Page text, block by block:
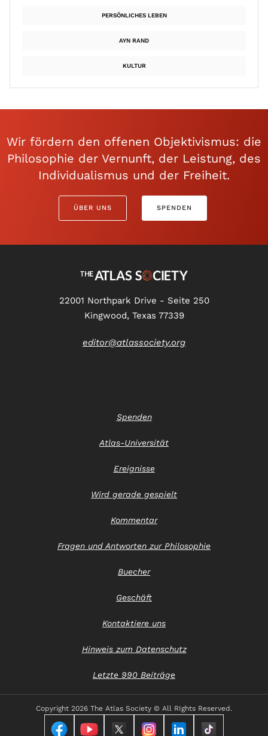
PERSÖNLICHES LEBEN
AYN RAND
KULTUR
Wir fördern den offenen Objektivismus: die
Philosophie der Vernunft, der Leistung, des
Individualismus und der Freiheit.
ÜBER UNS SPENDEN
22001 Northpark Drive - Seite 250
Kingwood, Texas 77339
editor@atlassociety.org
Spenden
Atlas-Universität
Ereignisse
Wird gerade gespielt
Kommentar
Fragen und Antworten zur Philosophie
Buecher
Geschäft
Kontaktiere uns
Hinweis zum Datenschutz
Letzte 990 Beiträge
Copyright 2026 The Atlas Society © All RIghts Reserved.